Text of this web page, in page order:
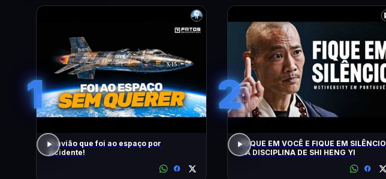
1
O avião que foi ao espaço por
Acidente!
2
FOQUE EM VOCÊ E FIQUE EM SILÊNCIO
– A DISCIPLINA DE SHI HENG YI